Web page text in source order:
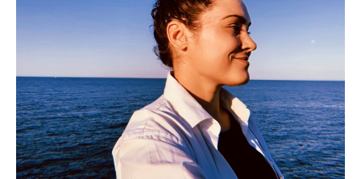
arbeitet
–
und
er
nicht